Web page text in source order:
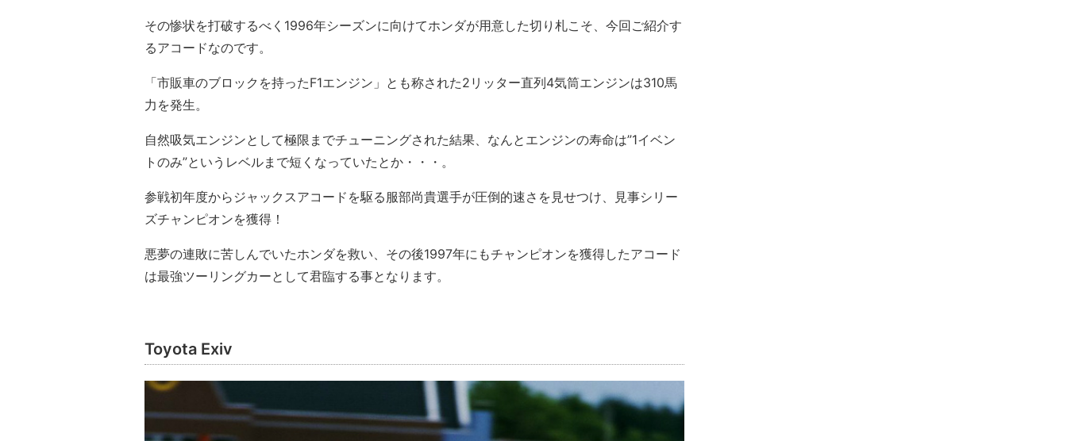
その惨状を打破するべく1996年シーズンに向けてホンダが用意した切り札こそ、今回ご紹介す
るアコードなのです。
「市販車のブロックを持ったF1エンジン」とも称された2リッター直列4気筒エンジンは310馬
力を発生。
自然吸気エンジンとして極限までチューニングされた結果、なんとエンジンの寿命は”1イベン
トのみ”というレベルまで短くなっていたとか・・・。
参戦初年度からジャックスアコードを駆る服部尚貴選手が圧倒的速さを見せつけ、見事シリー
ズチャンピオンを獲得！
悪夢の連敗に苦しんでいたホンダを救い、その後1997年にもチャンピオンを獲得したアコード
は最強ツーリングカーとして君臨する事となります。
Toyota Exiv